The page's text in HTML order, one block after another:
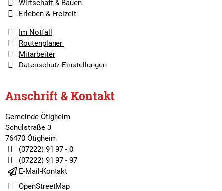
Wirtschaft & Bauen
Erleben & Freizeit
Im Notfall
Routenplaner
Mitarbeiter
Datenschutz-Einstellungen
Anschrift & Kontakt
Gemeinde Ötigheim
Schulstraße 3
76470 Ötigheim
(07222) 91 97 - 0
(07222) 91 97 - 97
E-Mail-Kontakt
OpenStreetMap